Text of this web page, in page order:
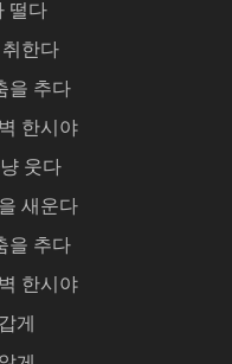
떨다
한다
을 추다
한시야
웃다
새운다
을 추다
한시야
게